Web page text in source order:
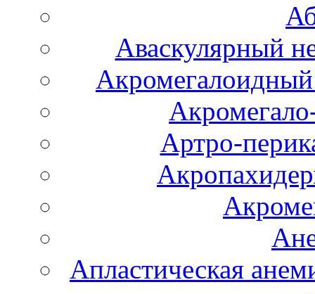
Аваскулярный
Акромегалоидный
Артро-
Апластическая